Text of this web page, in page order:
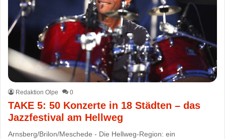
Redaktion Olpe 0
TAKE 5: 50 Konzerte in 18 Städten – das
Jazzfestival am Hellweg
Arnsberg/Brilon/Meschede - Die Hellweg-Region: ein